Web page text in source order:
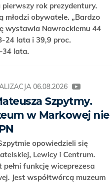
pierwszy rok prezydentury.
młodzi obywatele. „Bardzo
wystawia Nawrockiemu 44
24 lata i 39,9 proc.
lata.
06.08.2026
Szpytmy.
w Markowej nie
opowiedzieli się
Lewicy i Centrum.
funkcję wiceprezesa
Jest współtwórcą muzeum